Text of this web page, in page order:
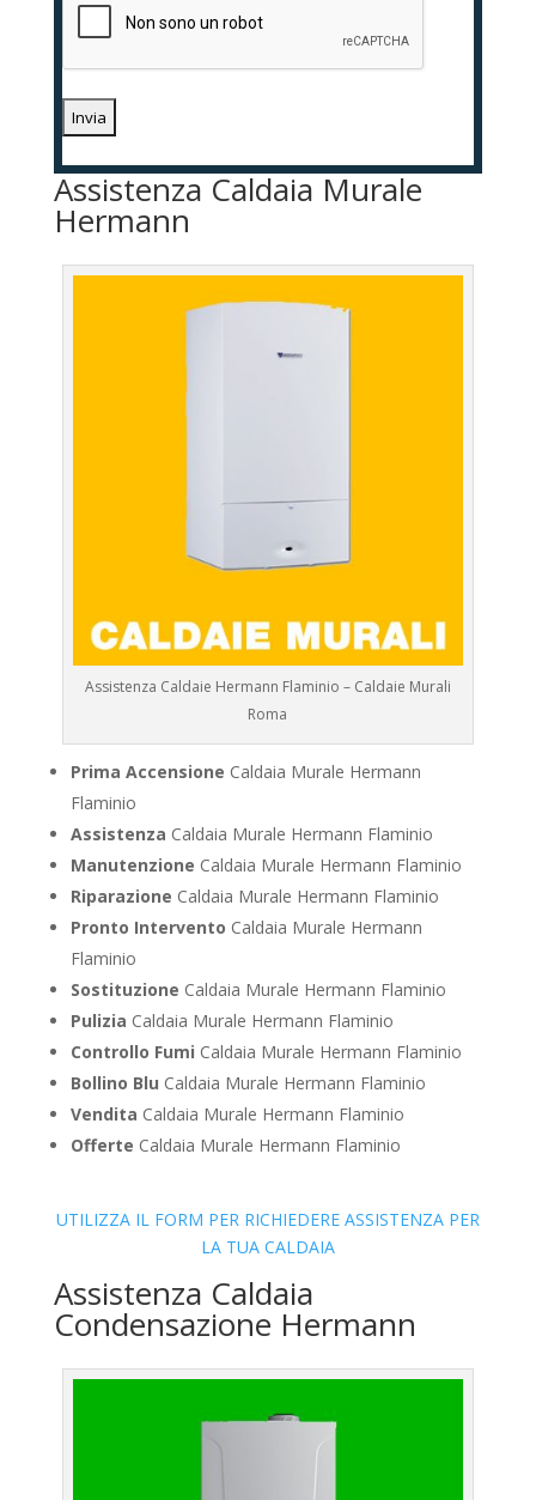
Assistenza Caldaia Murale
Hermann
Assistenza Caldaie Hermann Flaminio – Caldaie Murali
Roma
Prima Accensione Caldaia Murale Hermann
Flaminio
Assistenza Caldaia Murale Hermann Flaminio
Manutenzione Caldaia Murale Hermann Flaminio
Riparazione Caldaia Murale Hermann Flaminio
Pronto Intervento Caldaia Murale Hermann
Flaminio
Sostituzione Caldaia Murale Hermann Flaminio
Pulizia Caldaia Murale Hermann Flaminio
Controllo Fumi Caldaia Murale Hermann Flaminio
Bollino Blu Caldaia Murale Hermann Flaminio
Vendita Caldaia Murale Hermann Flaminio
Offerte Caldaia Murale Hermann Flaminio
UTILIZZA IL FORM PER RICHIEDERE ASSISTENZA PER
LA TUA CALDAIA
Assistenza Caldaia
Condensazione Hermann